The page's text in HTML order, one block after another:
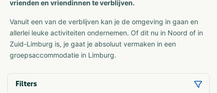
vrienden en vriendinnen te verblijven.
Vanuit een van de verblijven kan je de omgeving in gaan en
allerlei leuke activiteiten ondernemen. Of dit nu in Noord of in
Zuid-Limburg is, je gaat je absoluut vermaken in een
groepsaccommodatie in Limburg.
Filters